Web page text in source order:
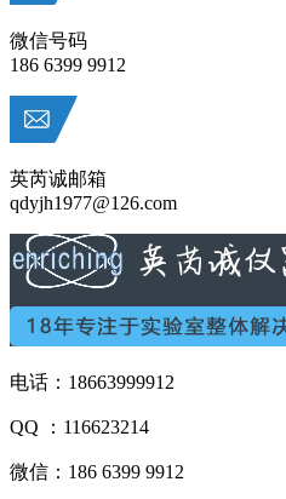
微信号码
186 6399 9912
英芮诚邮箱
qdyjh1977@126.com
电话：18663999912
QQ ：116623214
微信：186 6399 9912